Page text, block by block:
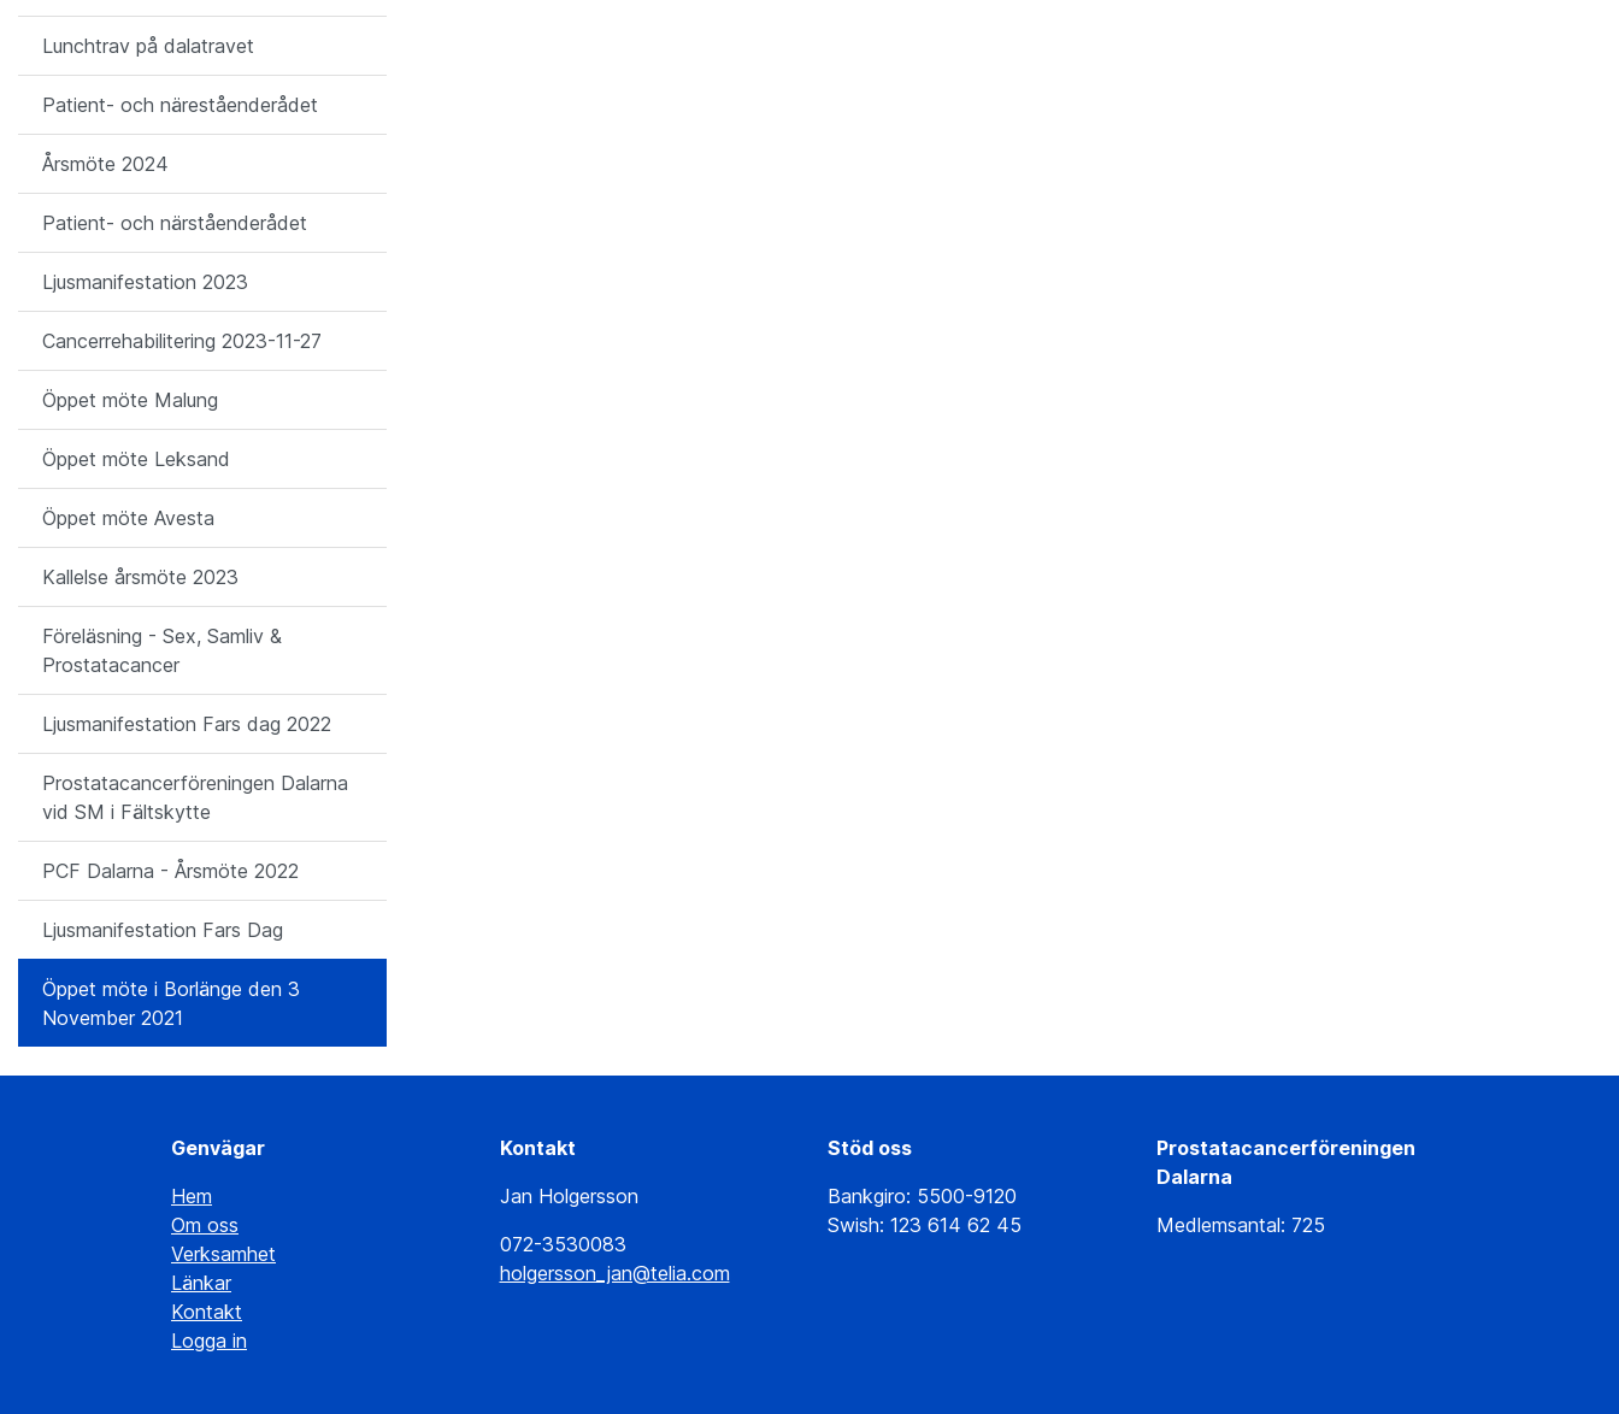
Lunchtrav på dalatravet
Patient- och näreståenderådet
Årsmöte 2024
Patient- och närståenderådet
Ljusmanifestation 2023
Cancerrehabilitering 2023-11-27
Öppet möte Malung
Öppet möte Leksand
Öppet möte Avesta
Kallelse årsmöte 2023
Föreläsning - Sex, Samliv &
Prostatacancer
Ljusmanifestation Fars dag 2022
Prostatacancerföreningen Dalarna
vid SM i Fältskytte
PCF Dalarna - Årsmöte 2022
Ljusmanifestation Fars Dag
Öppet möte i Borlänge den 3
November 2021
Genvägar
Hem
Om oss
Verksamhet
Länkar
Kontakt
Logga in
Kontakt
Jan Holgersson
072-3530083
holgersson_jan@telia.com
Stöd oss
Bankgiro: 5500-9120
Swish: 123 614 62 45
Prostatacancerföreningen
Dalarna
Medlemsantal: 725